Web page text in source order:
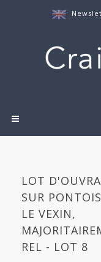
LOT
SUR
LE VEXIN,
REL - LOT 8